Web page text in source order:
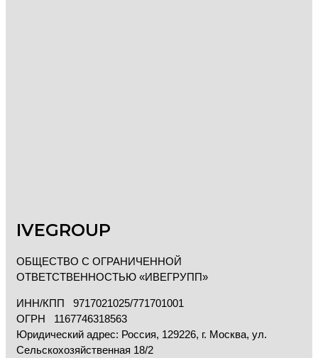
IVEGROUP
ОБЩЕСТВО С ОГРАНИЧЕННОЙ
ОТВЕТСТВЕННОСТЬЮ «ИВЕГРУПП»
ИНН/КПП 9717021025/771701001
ОГРН 1167746318563
Юридический адрес: Россия, 129226, г. Москва, ул.
Сельскохозяйственная 18/2